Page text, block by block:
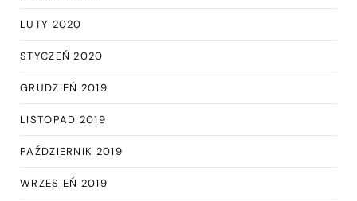
LUTY 2020
STYCZEŃ 2020
GRUDZIEŃ 2019
LISTOPAD 2019
PAŹDZIERNIK 2019
WRZESIEŃ 2019